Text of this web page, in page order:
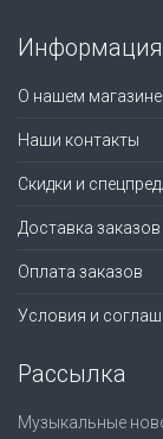
Информация
О нашем магазине
Наши контакты
Скидки и
Доставка заказов
Оплата заказов
Условия и
Рассылка
Музыкальные